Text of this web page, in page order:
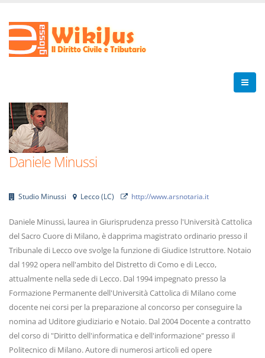
Daniele Minussi
Studio Minussi Lecco(LC) http://www.arsnotaria.it
Daniele Minussi, laurea in Giurisprudenza presso l'Università Cattolica
del Sacro Cuore di Milano, è dapprima magistrato ordinario presso il
Tribunale di Lecco ove svolge la funzione di Giudice Istruttore. Notaio
dal 1992 opera nell'ambito del Distretto di Como e di Lecco,
attualmente nella sede di Lecco. Dal 1994 impegnato presso la
Formazione Permanente dell'Università Cattolica di Milano come
docente nei corsi per la preparazione al concorso per conseguire la
nomina ad Uditore giudiziario e Notaio. Dal 2004 Docente a contratto
del corso di "Diritto dell'informatica e dell'informazione" presso il
Politecnico di Milano. Autore di numerosi articoli ed opere